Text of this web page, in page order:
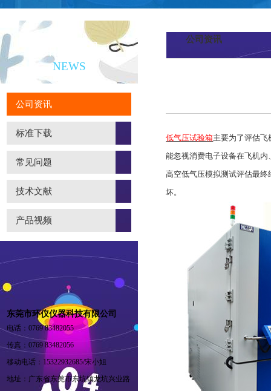
新闻资讯
NEWS
公司资讯
标准下载
常见问题
技术文献
产品视频
东莞市环仪仪器科技有限公司
电话：0769 83482055
传真：0769 83482056
移动电话：15322932685/宋小姐
地址：广东省东莞市东坑镇龙坑兴业路
公司资讯
低气压试验箱主要为了评估
能忽视消费电子设备在飞机
高空低气压模拟测试评估最
坏。